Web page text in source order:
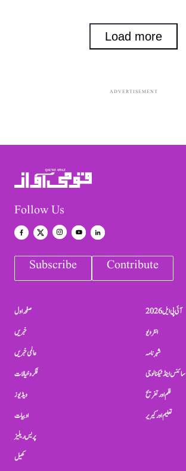
Load more
ADVERTISEMENT
Follow Us
Subscribe Contribute
صفحہ اول
خبریں
عالمی خبریں
فکر و خیالات
ویڈیوز
ادبیات
پریس ریلیز
کھیل
آئی پی ایل 2026
انٹرویو
شہرنامہ
سائنس اینڈ ٹیکنالوجی
فلم اور تفریح
تعلیم اور کیریر